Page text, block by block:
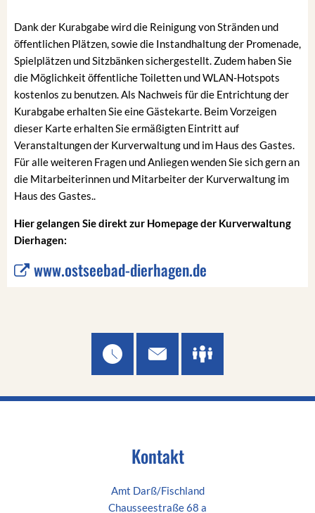
Dank der Kurabgabe wird die Reinigung von Stränden und
öffentlichen Plätzen, sowie die Instandhaltung der Promenade,
Spielplätzen und Sitzbänken sichergestellt. Zudem haben Sie
die Möglichkeit öffentliche Toiletten und WLAN-Hotspots
kostenlos zu benutzen. Als Nachweis für die Entrichtung der
Kurabgabe erhalten Sie eine Gästekarte. Beim Vorzeigen
dieser Karte erhalten Sie ermäßigten Eintritt auf
Veranstaltungen der Kurverwaltung und im Haus des Gastes.
Für alle weiteren Fragen und Anliegen wenden Sie sich gern an
die Mitarbeiterinnen und Mitarbeiter der Kurverwaltung im
Haus des Gastes..
Hier gelangen Sie direkt zur Homepage der Kurverwaltung
Dierhagen:
www.ostseebad-dierhagen.de
Kontakt
Amt Darß/Fischland
Chausseestraße 68 a